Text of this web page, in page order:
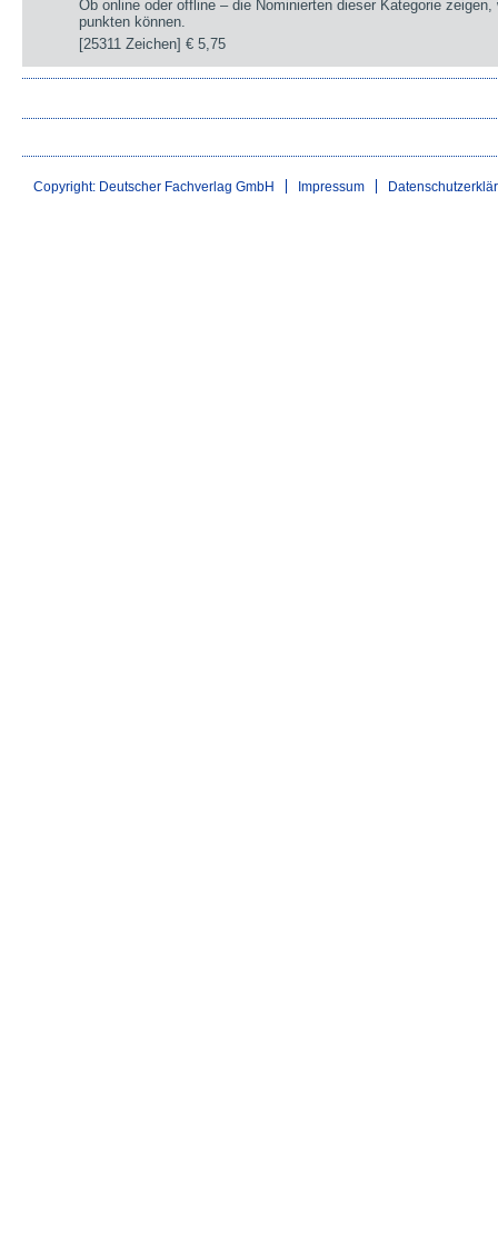
Ob online oder offline – die Nominierten dieser Kategorie
punkten können.
[25311 Zeichen]€ 5,75
Copyright: Deutscher Fachverlag GmbH Impressum